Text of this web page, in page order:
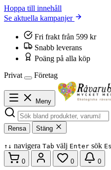
Hoppa till innehåll
Se aktuella kampanjer
Fri frakt från 599 kr
Snabb leverans
Poäng på alla köp
Privat
Företag
Meny
Rensa Stäng
↑ ↓ navigera Tab välj Enter sök
0 0 0